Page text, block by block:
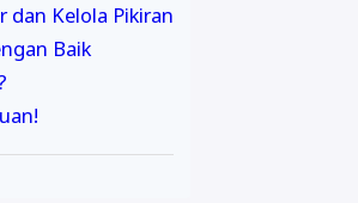
dan Kelola Pikiran
Baik